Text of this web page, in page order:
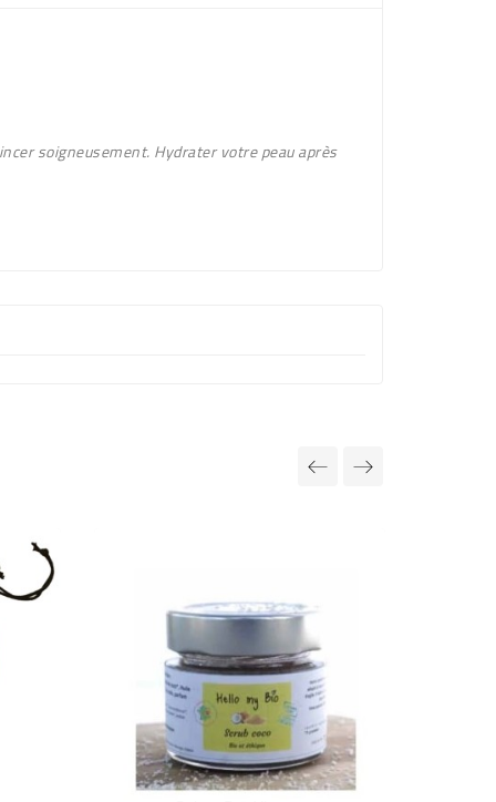
soigneusement. Hydrater votre peau après